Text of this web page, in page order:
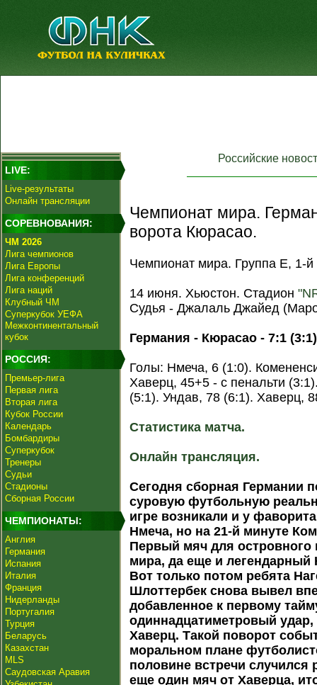
LIVE:
Live-результаты
Онлайн трансляции
СОРЕВНОВАНИЯ:
ЧМ 2026
Лига чемпионов
Лига Европы
Лига конференций
Лига наций
Клубный ЧМ
Суперкубок УЕФА
Межконтинентальный
кубок
РОССИЯ:
Премьер-лига
Первая лига
Вторая лига
Кубок России
Календарь
Бомбардиры
Суперкубок
Тренеры
Судьи
Стадионы
Сборная России
ЧЕМПИОНАТЫ:
Англия
Германия
Испания
Италия
Франция
Нидерланды
Португалия
Турция
Беларусь
Казахстан
MLS
Саудовская Аравия
Российские
Чемпионат мира.
ворота Кюрасао.
Чемпионат мира. Группа E, 1-й
14 июня. Хьюстон. Стадион
Судья - Джалаль Джайед
Германия - Кюрасао - 7:1
Голы: Нмеча, 6 (1:0).
Хаверц, 45+5 - с пенальти
(5:1). Ундав, 78 (6:1). Хаверц,
Статистика матча.
Онлайн трансляция.
Сегодня сборная Германии
суровую футбольную
игре возникали и у
Нмеча, но на 21-й минуте
Первый мяч для островного
мира, да еще и легендарный
Вот только потом ребята
Шлоттербек снова вывел
добавленное к первому
одиннадцатиметровый
Хаверц. Такой поворот
моральном плане
половине встречи случился
еще один мяч от Хаверца,